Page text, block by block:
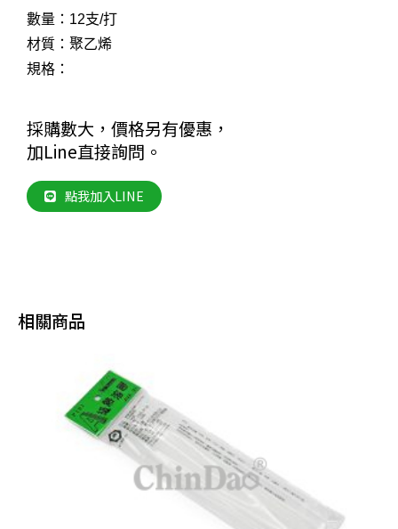
數量：12支/打
材質：聚乙烯
規格：
採購數大，價格另有優惠，
加Line直接詢問。
點我加入LINE
相關商品